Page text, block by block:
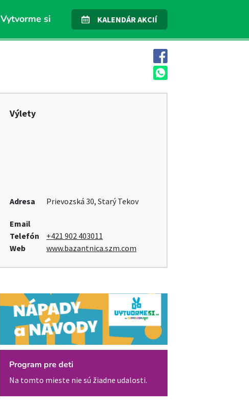
Vytvorme si KALENDÁR AKCIÍ
Výlety
Adresa Prievozská 30, Starý Tekov
Email
Telefón
+421 902 403011
Web
www.bazantnica.szm.com
Program pre deti
Na tomto mieste nie sú žiadne udalosti.